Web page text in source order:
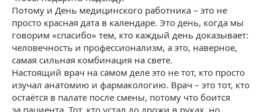
Потому и День медицинского работника – это не
просто красная дата в календаре. Это день, когда мы
говорим «спасибо» тем, кто каждый день доказывает:
человечность и профессионализм, а это, наверное,
самая сильная комбинация на свете.
Настоящий врач на самом деле это не тот, кто просто
изучал анатомию и фармакологию. Врач – это тот, кто
остаётся в палате после смены, потому что боится
за пациента. Тот, кто устал до дрожи в руках, но